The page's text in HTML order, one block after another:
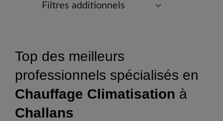
Filtres additionnels
Top des meilleurs
professionnels spécialisés en
Chauffage Climatisation à
Challans